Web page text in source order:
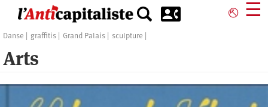
contenu
⎋ ☰
Danse graffitis Grand Palais sculpture
Arts